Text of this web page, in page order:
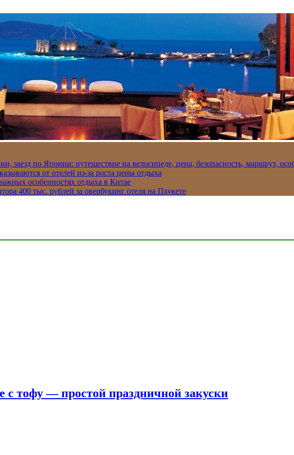
заезд по Японии: путешествие на велосипеде, цена, безопасность, маршрут,
от отелей из-за роста цены отдыха
особенностях отдыха в Китае
400 тыс. рублей за овербукинг отеля на Пхукете
с тофу — простой праздничной закуски